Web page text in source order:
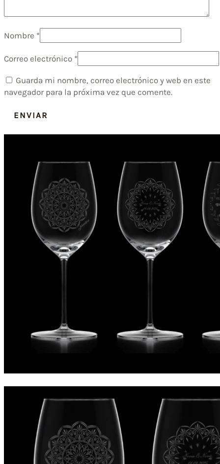
Nombre *
Correo electrónico *
Guarda mi nombre, correo electrónico y web en este
navegador para la próxima vez que comente.